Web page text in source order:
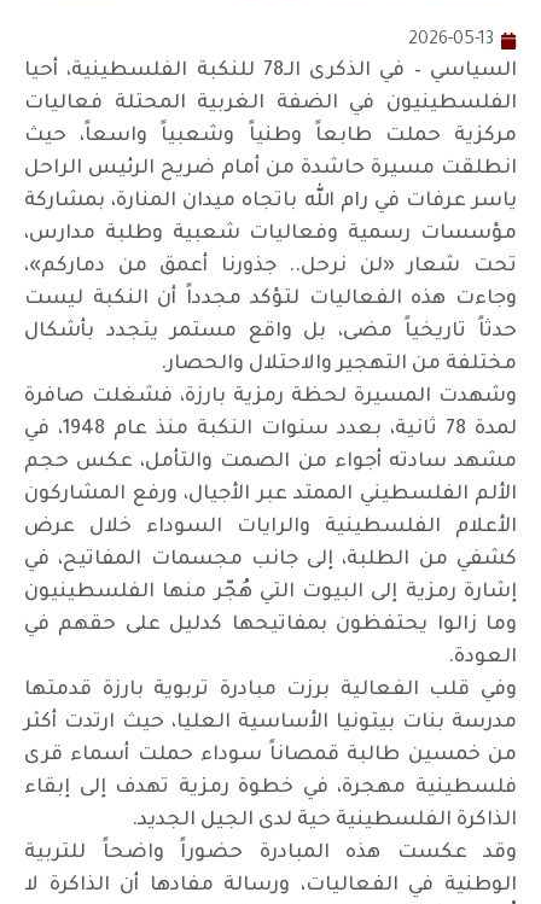
2026-05-13
السياسي – في الذكرى الـ78 للنكبة الفلسطينية، أحيا
الفلسطينيون في الضفة الغربية المحتلة فعاليات
مركزية حملت طابعاً وطنياً وشعبياً واسعاً، حيث
انطلقت مسيرة حاشدة من أمام ضريح الرئيس الراحل
ياسر عرفات في رام الله باتجاه ميدان المنارة، بمشاركة
مؤسسات رسمية وفعاليات شعبية وطلبة مدارس،
تحت شعار «لن نرحل.. جذورنا أعمق من دماركم»،
وجاءت هذه الفعاليات لتؤكد مجدداً أن النكبة ليست
حدثاً تاريخياً مضى، بل واقع مستمر يتجدد بأشكال
مختلفة من التهجير والاحتلال والحصار.
وشهدت المسيرة لحظة رمزية بارزة، فشغلت صافرة
لمدة 78 ثانية، بعدد سنوات النكبة منذ عام 1948، في
مشهد سادته أجواء من الصمت والتأمل، عكس حجم
الألم الفلسطيني الممتد عبر الأجيال، ورفع المشاركون
الأعلام الفلسطينية والرايات السوداء خلال عرض
كشفي من الطلبة، إلى جانب مجسمات المفاتيح، في
إشارة رمزية إلى البيوت التي هُجّر منها الفلسطينيون
وما زالوا يحتفظون بمفاتيحها كدليل على حقهم في
العودة.
وفي قلب الفعالية برزت مبادرة تربوية بارزة قدمتها
مدرسة بنات بيتونيا الأساسية العليا، حيث ارتدت أكثر
من خمسين طالبة قمصاناً سوداء حملت أسماء قرى
فلسطينية مهجرة، في خطوة رمزية تهدف إلى إبقاء
الذاكرة الفلسطينية حية لدى الجيل الجديد.
وقد عكست هذه المبادرة حضوراً واضحاً للتربية
الوطنية في الفعاليات، ورسالة مفادها أن الذاكرة لا